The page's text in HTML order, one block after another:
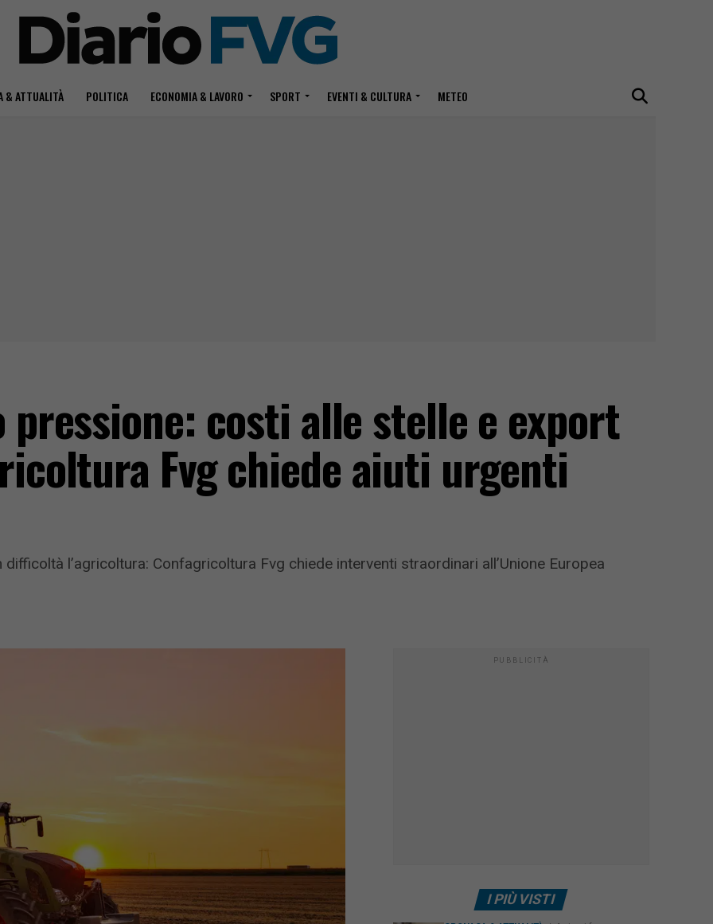
& ATTUALITÀ POLITICA ECONOMIA & LAVORO SPORT EVENTI & CULTURA METEO
costi alle stelle e export
Fvg chiede aiuti urgenti
l’agricoltura: Confagricoltura Fvg chiede interventi straordinari all’Unione Europea
PUBBLICITÀ
I PIÙ VISTI